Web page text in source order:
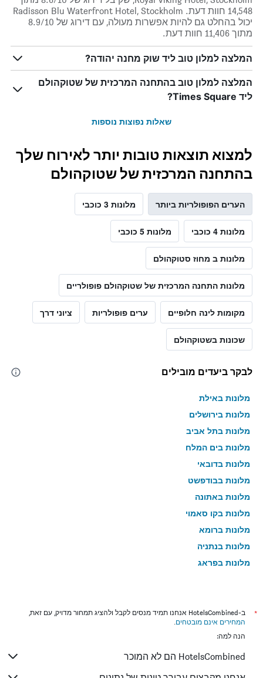
14,548 חוות דעת. Radisson Blu Waterfront Hotel, Stockholm
יכול בהחלט גם להיות אפשרות מעולה, עם דירוג של 8.9/10
מתוך 11,406 חוות דעת.
המלצה למלון טוב ליד שוק מחנה יהודה?
המלצה למלון טוב בהתחנה המרכזית של שטוקהולם
ליד Times Square?
שאלות נפוצות נוספות
למצוא תוצאות טובות יותר לאירוח שלך
בהתחנה המרכזית של שטוקהולם
הערים הפופולריות ביותר מלונות 3 כוכבי
מלונות 4 כוכבי מלונות 5 כוכבי
מלונות ב מחוז סטוקהולם
מלונות התחנה המרכזית של שטוקהולם פופולריים
מקומות לינה חלופיים ערים פופולריות ציוני דרך
שכונות בשטוקהולם
לבקר ביעדים מובילים
מלונות באילת
מלונות בירושלים
מלונות בתל אביב
מלונות בים המלח
מלונות בדובאי
מלונות בבודפשט
מלונות באתונה
מלונות בקו סאמוי
מלונות ברומא
מלונות בנתניה
מלונות בפראג
מלונות בניו יורק
מלונות בבנגקוק
מלונות בבוקרשט
*
ב-HotelsCombined אנחנו תמיד מנסים לקבל ולהציג תמחור מדויק, עם זאת,
המחירים אינם מובטחים.
הנה למה:
HotelsCombined הם לא המוכר